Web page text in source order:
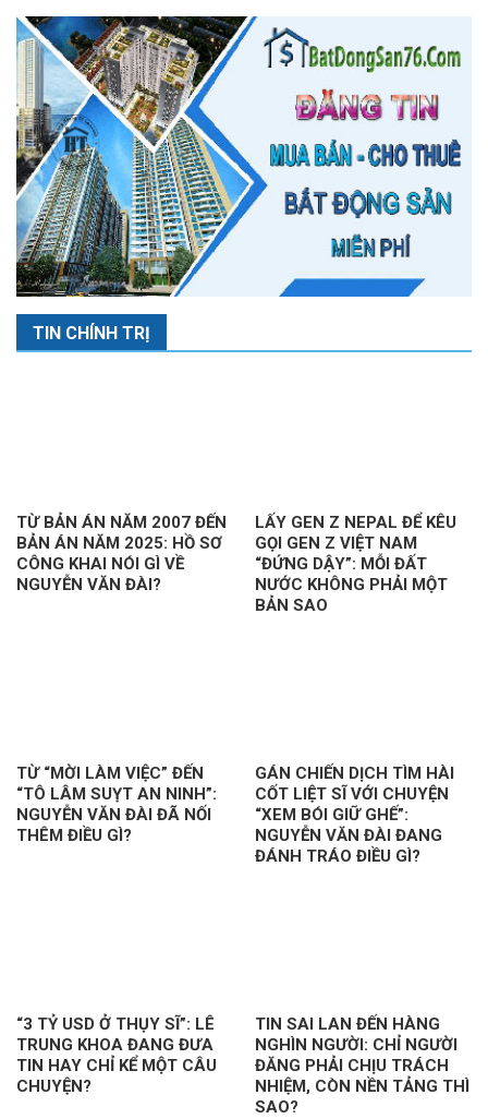
TIN CHÍNH TRỊ
TỪ BẢN ÁN NĂM 2007 ĐẾN
BẢN ÁN NĂM 2025: HỒ SƠ
CÔNG KHAI NÓI GÌ VỀ
NGUYỄN VĂN ĐÀI?
LẤY GEN Z NEPAL ĐỂ KÊU
GỌI GEN Z VIỆT NAM
“ĐỨNG DẬY”: MỖI ĐẤT
NƯỚC KHÔNG PHẢI MỘT
BẢN SAO
TỪ “MỜI LÀM VIỆC” ĐẾN
“TÔ LÂM SUỴT AN NINH”:
NGUYỄN VĂN ĐÀI ĐÃ NỐI
THÊM ĐIỀU GÌ?
GÁN CHIẾN DỊCH TÌM HÀI
CỐT LIỆT SĨ VỚI CHUYỆN
“XEM BÓI GIỮ GHẾ”:
NGUYỄN VĂN ĐÀI ĐANG
ĐÁNH TRÁO ĐIỀU GÌ?
“3 TỶ USD Ở THỤY SĨ”: LÊ
TRUNG KHOA ĐANG ĐƯA
TIN HAY CHỈ KỂ MỘT CÂU
CHUYỆN?
TIN SAI LAN ĐẾN HÀNG
NGHÌN NGƯỜI: CHỈ NGƯỜI
ĐĂNG PHẢI CHỊU TRÁCH
NHIỆM, CÒN NỀN TẢNG THÌ
SAO?